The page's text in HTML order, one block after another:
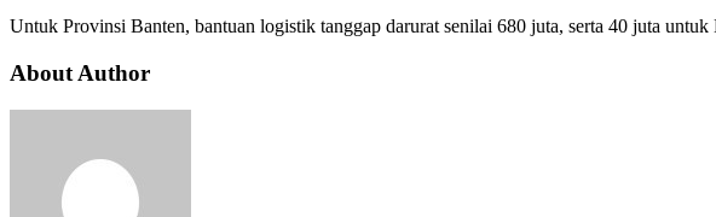
Untuk Provinsi Banten, bantuan logistik tanggap darurat senilai 680 juta, serta 40 juta untuk
About Author